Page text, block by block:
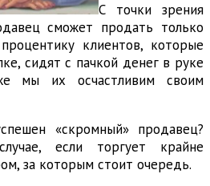
С точки зрения
сможет продать только
клиентов, которые
сидят с пачкой денег в руке
мы их осчастливим своим
«скромный» продавец?
если торгует крайне
за которым стоит очередь.